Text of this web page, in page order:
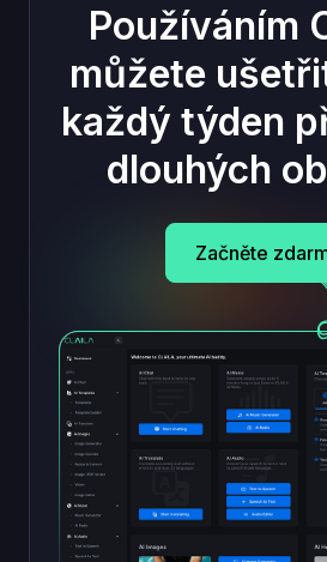
Používáním
můžete
každý týden
dlouhých
Začněte